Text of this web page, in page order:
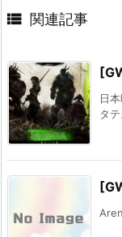
 関連記事
日
タ